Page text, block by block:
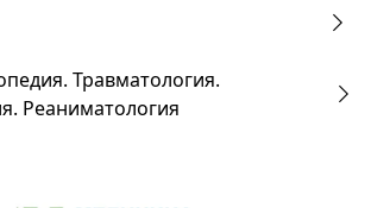
Травматология.
Реаниматология